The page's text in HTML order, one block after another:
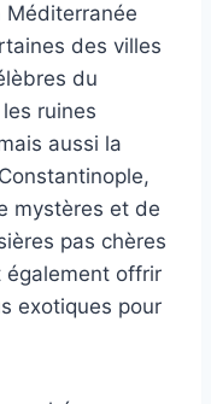
Méditerranée
des villes
du
ruines
aussi la
mystères et de
pas chères
également offrir
exotiques pour